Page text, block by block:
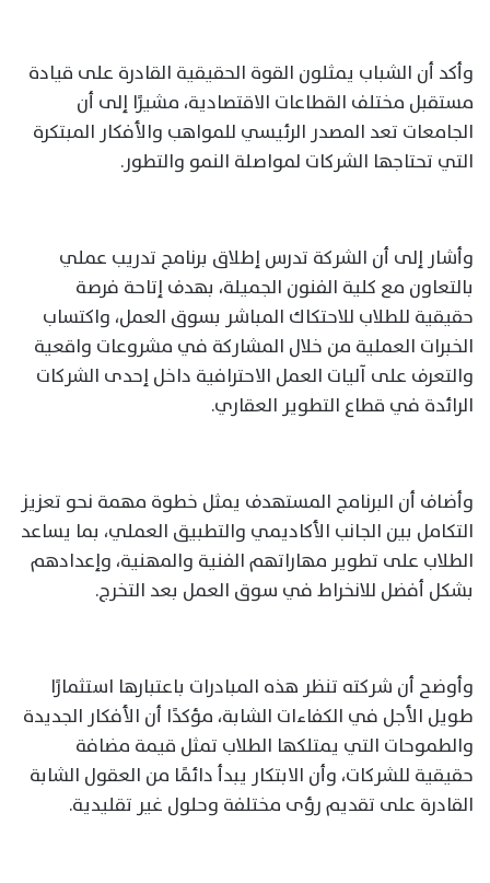
وأكد أن الشباب يمثلون القوة الحقيقية القادرة على قيادة
مستقبل مختلف القطاعات الاقتصادية، مشيرًا إلى أن
الجامعات تعد المصدر الرئيسي للمواهب والأفكار المبتكرة
التي تحتاجها الشركات لمواصلة النمو والتطور.
وأشار إلى أن الشركة تدرس إطلاق برنامج تدريب عملي
بالتعاون مع كلية الفنون الجميلة، بهدف إتاحة فرصة
حقيقية للطلاب للاحتكاك المباشر بسوق العمل، واكتساب
الخبرات العملية من خلال المشاركة في مشروعات واقعية
والتعرف على آليات العمل الاحترافية داخل إحدى الشركات
الرائدة في قطاع التطوير العقاري.
وأضاف أن البرنامج المستهدف يمثل خطوة مهمة نحو تعزيز
التكامل بين الجانب الأكاديمي والتطبيق العملي، بما يساعد
الطلاب على تطوير مهاراتهم الفنية والمهنية، وإعدادهم
بشكل أفضل للانخراط في سوق العمل بعد التخرج.
وأوضح أن شركته تنظر هذه المبادرات باعتبارها استثمارًا
طويل الأجل في الكفاءات الشابة، مؤكدًا أن الأفكار الجديدة
والطموحات التي يمتلكها الطلاب تمثل قيمة مضافة
حقيقية للشركات، وأن الابتكار يبدأ دائمًا من العقول الشابة
القادرة على تقديم رؤى مختلفة وحلول غير تقليدية.